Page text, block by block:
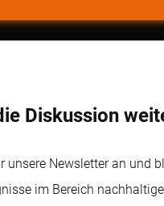
Diskussion
unsere Newsletter an und
im Bereich